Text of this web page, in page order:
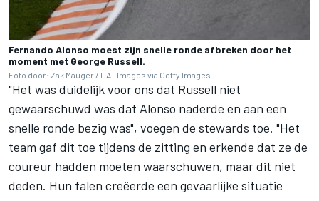
Fernando Alonso moest zijn snelle ronde afbreken door het
moment met George Russell.
Foto door: Zak Mauger / LAT Images via Getty Images
"Het was duidelijk voor ons dat Russell niet
gewaarschuwd was dat Alonso naderde en aan een
snelle ronde bezig was", voegen de stewards toe. "Het
team gaf dit toe tijdens de zitting en erkende dat ze de
coureur hadden moeten waarschuwen, maar dit niet
deden. Hun falen creëerde een gevaarlijke situatie